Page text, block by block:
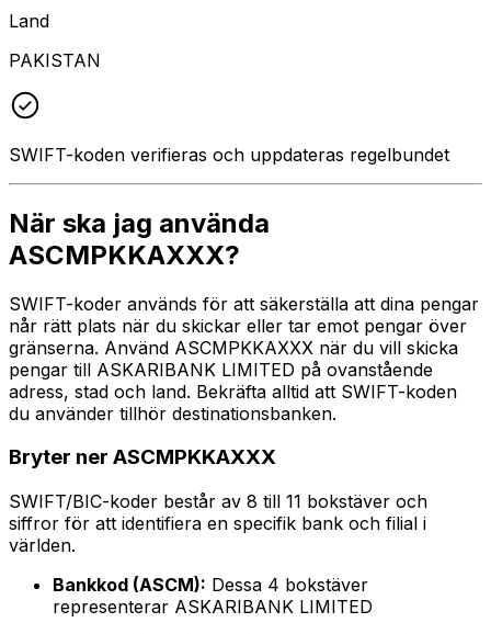
Land
PAKISTAN
SWIFT-koden verifieras och uppdateras regelbundet
När ska jag använda
ASCMPKKAXXX?
SWIFT-koder används för att säkerställa att dina pengar
når rätt plats när du skickar eller tar emot pengar över
gränserna. Använd ASCMPKKAXXX när du vill skicka
pengar till ASKARIBANK LIMITED på ovanstående
adress, stad och land. Bekräfta alltid att SWIFT-koden
du använder tillhör destinationsbanken.
Bryter ner ASCMPKKAXXX
SWIFT/BIC-koder består av 8 till 11 bokstäver och
siffror för att identifiera en specifik bank och filial i
världen.
Bankkod (ASCM): Dessa 4 bokstäver
representerar ASKARIBANK LIMITED